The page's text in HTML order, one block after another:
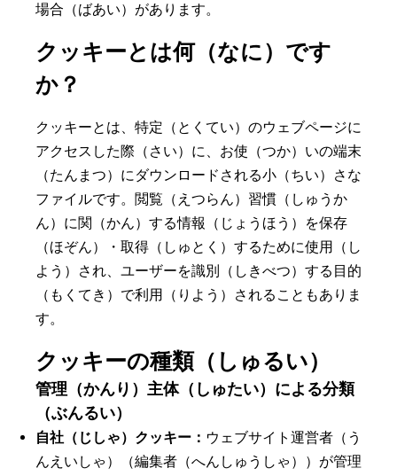
場合（ばあい）があります。
クッキーとは何（なに）です
か？
クッキーとは、特定（とくてい）のウェブページに
アクセスした際（さい）に、お使（つか）いの端末
（たんまつ）にダウンロードされる小（ちい）さな
ファイルです。閲覧（えつらん）習慣（しゅうか
ん）に関（かん）する情報（じょうほう）を保存
（ほぞん）・取得（しゅとく）するために使用（し
よう）され、ユーザーを識別（しきべつ）する目的
（もくてき）で利用（りよう）されることもありま
す。
クッキーの種類（しゅるい）
管理（かんり）主体（しゅたい）による分類
（ぶんるい）
自社（じしゃ）クッキー： ウェブサイト運営者（う
んえいしゃ）（編集者（へんしゅうしゃ））が管理